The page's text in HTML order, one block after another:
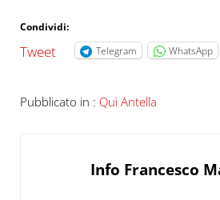
Condividi:
Tweet Telegram WhatsApp
Pubblicato in : Qui Antella
Info Francesco